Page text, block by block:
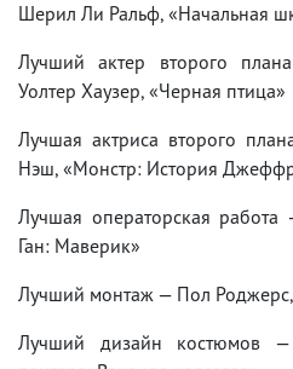
Шерил Ли Ральф, «Начальная
Лучший актер второго
Уолтер Хаузер, «Черная птица»
Лучшая актриса второго
Нэш, «Монстр: История
Лучшая операторская
Ган: Маверик»
Лучший монтаж — Пол Роджерс,
Лучший дизайн костюмов